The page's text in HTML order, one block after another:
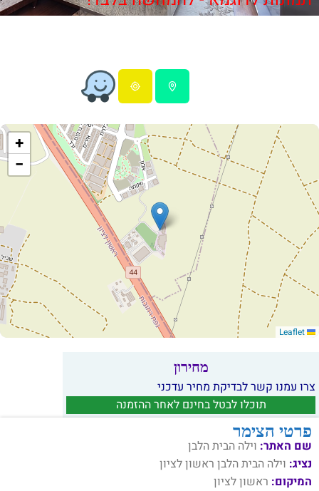
+
−
מחירון
צרו עמנו קשר לבדיקת מחיר עדכני
תוכלו לבטל בחינם לאחר ההזמנה
פרטי הצימר
שם האתר: וילה הבית הלבן
נציג: וילה הבית הלבן ראשון לציון
המיקום: ראשון לציון